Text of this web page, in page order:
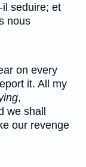
seduire; et
nous
on every
it. All my
,
we shall
our revenge